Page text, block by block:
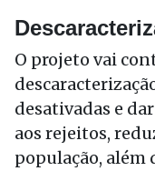
O projeto vai
desativadas e
aos rejeitos,
população, além